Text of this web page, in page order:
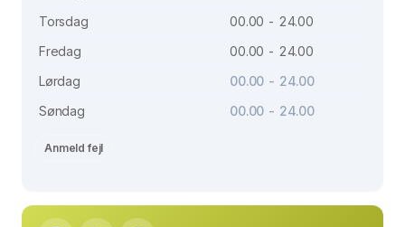
Torsdag
00.00 - 24.00
Fredag
00.00 - 24.00
Lørdag
00.00 - 24.00
Søndag
00.00 - 24.00
Anmeld fejl